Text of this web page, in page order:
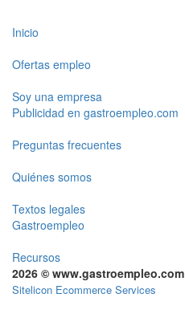
Inicio
Ofertas empleo
Soy una empresa
Publicidad en gastroempleo.com
Preguntas frecuentes
Quiénes somos
Textos legales
Gastroempleo
Recursos
2026 © www.gastroempleo.com
Sitelicon Ecommerce Services